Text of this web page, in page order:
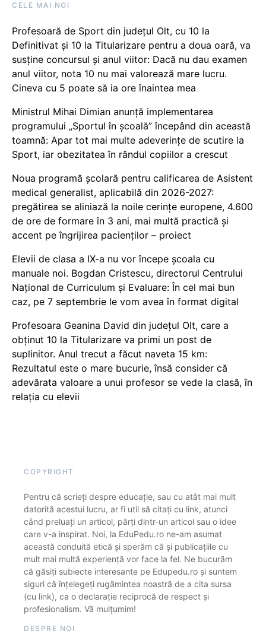
CELE MAI NOI
Profesoară de Sport din județul Olt, cu 10 la
Definitivat și 10 la Titularizare pentru a doua oară, va
susține concursul și anul viitor: Dacă nu dau examen
anul viitor, nota 10 nu mai valorează mare lucru.
Cineva cu 5 poate să ia ore înaintea mea
Ministrul Mihai Dimian anunță implementarea
programului „Sportul în școală” începând din această
toamnă: Apar tot mai multe adeverințe de scutire la
Sport, iar obezitatea în rândul copiilor a crescut
Noua programă școlară pentru calificarea de Asistent
medical generalist, aplicabilă din 2026-2027:
pregătirea se aliniază la noile cerințe europene, 4.600
de ore de formare în 3 ani, mai multă practică și
accent pe îngrijirea pacienților – proiect
Elevii de clasa a IX-a nu vor începe școala cu
manuale noi. Bogdan Cristescu, directorul Centrului
Național de Curriculum și Evaluare: În cel mai bun
caz, pe 7 septembrie le vom avea în format digital
Profesoara Geanina David din județul Olt, care a
obținut 10 la Titularizare va primi un post de
suplinitor. Anul trecut a făcut naveta 15 km:
Rezultatul este o mare bucurie, însă consider că
adevărata valoare a unui profesor se vede la clasă, în
relația cu elevii
COPYRIGHT
Pentru că scrieți despre educație, sau cu atât mai mult
datorită acestui lucru, ar fi util să citați cu link, atunci
când preluați un articol, părți dintr-un articol sau o idee
care v-a inspirat. Noi, la EduPedu.ro ne-am asumat
această conduită etică și sperăm că și publicațiile cu
mult mai multă experiență vor face la fel. Ne bucurăm
că găsiți subiecte interesante pe Edupedu.ro și suntem
siguri că înțelegeți rugămintea noastră de a cita sursa
(cu link), ca o declarație reciprocă de respect și
profesionalism. Vă mulțumim!
DESPRE NOI